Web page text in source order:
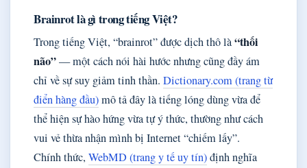
Brainrot là gì trong tiếng Việt?
Trong tiếng Việt, “brainrot” được dịch thô là“thối
não”— một cách nói hài hước nhưng cũng đầy ám
chỉ về sự suy giảm tinh thần. Dictionary.com (trang từ
điển hàng đầu)mô tả đây là tiếng lóng dùng vừa để
thể hiện sự hào hứng vừa tự ý thức, thường như cách
vui vẻ thừa nhận mình bị Internet “chiếm lấy”.
Chính thức, WebMD (trang y tế uy tín)định nghĩa